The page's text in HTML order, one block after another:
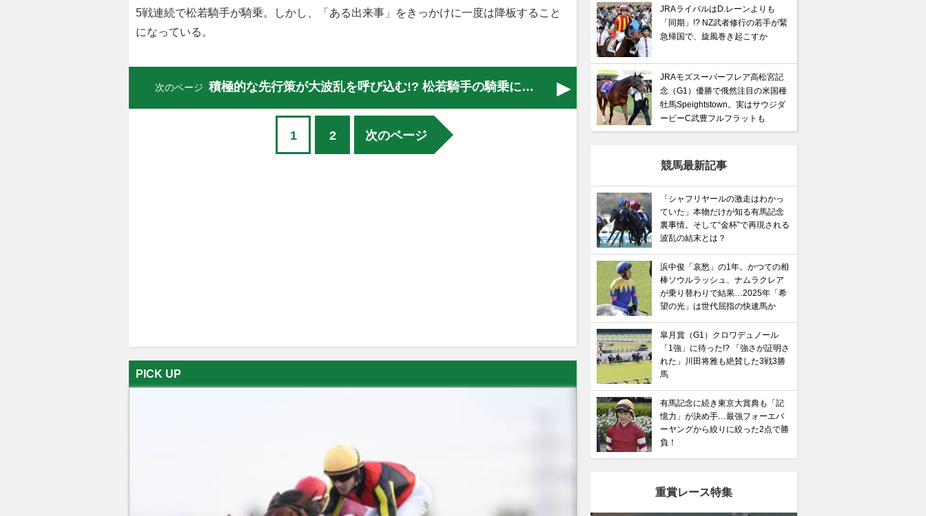
5戦連続で松若騎手が騎乗。しかし、「ある出来事」をきっかけに一度は降板すること
になっている。
次のページ 積極的な先行策が大波乱を呼び込む!? 松若騎手の騎乗に…
1 2 次のページ
PICK UP
JRAライバルはD.レーンよりも
「同期」!? NZ武者修行の若手が緊
急帰国で、旋風巻き起こすか
JRAモズスーパーフレア高松宮記
念（G1）優勝で俄然注目の米国種
牡馬Speightstown。実はサウジダ
ービーC武豊フルフラットも
競馬最新記事
「シャフリヤールの激走はわかっ
ていた」本物だけが知る有馬記念
裏事情。そして“金杯”で再現される
波乱の結末とは？
浜中俊「哀愁」の1年。かつての相
棒ソウルラッシュ、ナムラクレア
が乗り替わりで結果…2025年「希
望の光」は世代屈指の快速馬か
皐月賞（G1）クロワデュノール
「1強」に待った!? 「強さが証明さ
れた」川田将雅も絶賛した3戦3勝
馬
有馬記念に続き東京大賞典も「記
憶力」が決め手…最強フォーエバ
ーヤングから絞りに絞った2点で勝
負！
重賞レース特集